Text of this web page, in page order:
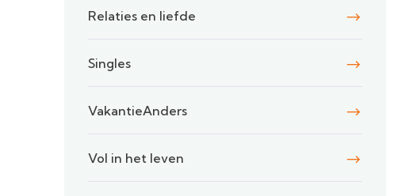
Relaties en liefde
Singles
VakantieAnders
Vol in het leven